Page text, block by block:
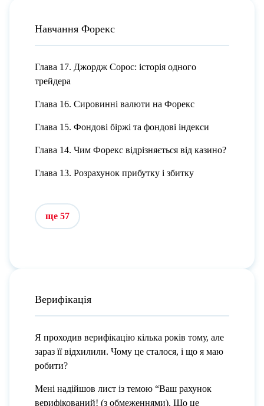
Навчання Форекс
Глава 17. Джордж Сорос: історія одного
трейдера
Глава 16. Сировинні валюти на Форекс
Глава 15. Фондові біржі та фондові індекси
Глава 14. Чим Форекс відрізняється від казино?
Глава 13. Розрахунок прибутку і збитку
ще 57
Верифікація
Я проходив верифікацію кілька років тому, але
зараз її відхилили. Чому це сталося, і що я маю
робити?
Мені надійшов лист із темою “Ваш рахунок
верифікований! (з обмеженнями). Що це